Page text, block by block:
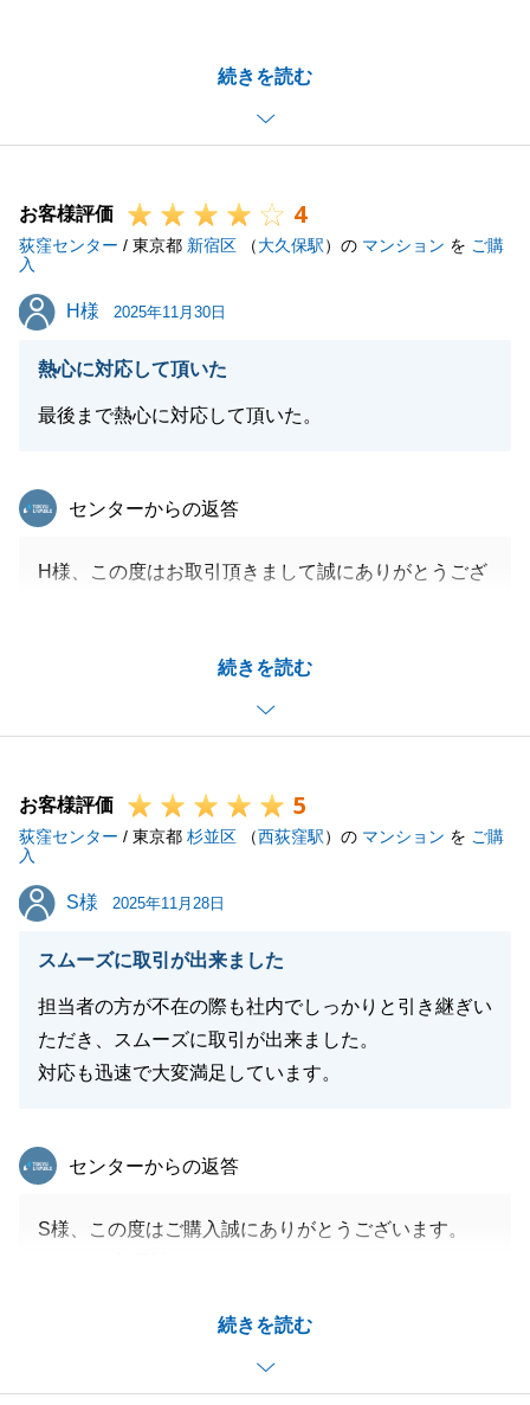
続きを読む
不安もあったのではと感じておりました。
エリア限定で物件数も限られる状況の中、良い物件び
出会えたことに立てあえたこと大変うれしく思いま
リフォーム完成までお時間がありますが、ご新居リフ
ォーム完成楽しみですね。
ませ。
お客様評価 4
荻窪センター / 東京都 新宿区 （大久保駅）の マンション を ご購
入
H様
H様 2025年11月30日
熱心に対応して頂いた
最後まで熱心に対応して頂いた。
続きを読む
東急リバブル
センターからの返答
H様、この度はお取引頂きまして誠にありがとうござ
ありがとうございました。
お引っ越しまで少し時間があると思いますが、今後、
お困りの事がございましたら、些細な事でも構いませ
す。
今後ともどうぞよろしくお願い申し上げます。
お客様評価 5
荻窪センター / 東京都 杉並区 （西荻窪駅）の マンション を ご購
入
S様
S様 2025年11月28日
スムーズに取引が出来ました
担当者の方が不在の際も社内でしっかりと引き継ぎい
ただき、スムーズに取引が出来ました。
対応も迅速で大変満足しています。
続きを読む
東急リバブル
センターからの返答
S様、この度はご購入誠にありがとうございます。
様々な担当が入れ替わった中、引継ぎ内容に齟齬な
く、スムーズにサポートができたとのこと大変うれし
く思います。